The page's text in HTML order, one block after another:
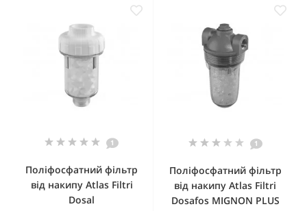
1
Поліфосфатний фільтр
від накипу Atlas Filtri
Dosal
1
Поліфосфатний фільтр
від накипу Atlas Filtri
Dosafos MIGNON PLUS